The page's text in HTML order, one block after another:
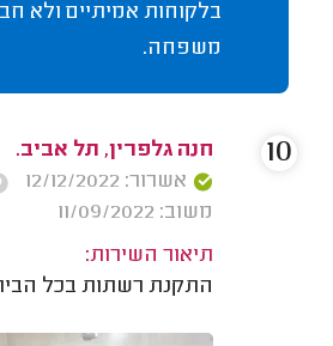
בלקוחות אמיתיים ולא
משפחה.
חנה גלפרין, תל אביב.
אשרור: 12/12/2022
משוב: 11/09/2022
תיאור השירות:
התקנת רשתות בכל
10